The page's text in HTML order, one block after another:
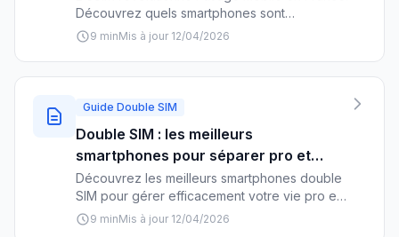
Découvrez quels smartphones sont
compatibles et comment activer cette
Free.
9 minMis à jour 12/04/2026
Guide Double SIM
Double SIM : les meilleurs
smartphones pour séparer pro et
perso
Découvrez les meilleurs smartphones double
SIM pour gérer efficacement votre vie pro et
perso avec un seul appareil. Guide complet
9 minMis à jour 12/04/2026